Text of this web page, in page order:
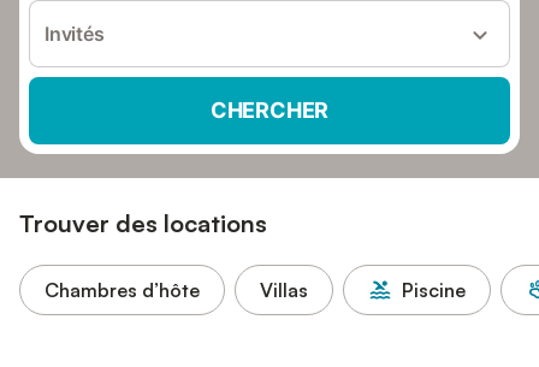
Invités
CHERCHER
Trouver des locations
Chambres d’hôte Villas Piscine